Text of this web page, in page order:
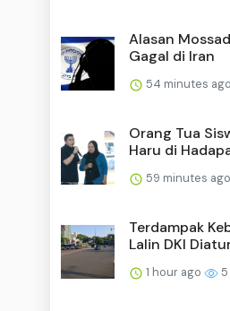
Alasan
Gagal di Iran
54 minutes ago
Orang Tua
Haru di
59 minutes ago
Terdampak
Lalin DKI
1 hour ago 5